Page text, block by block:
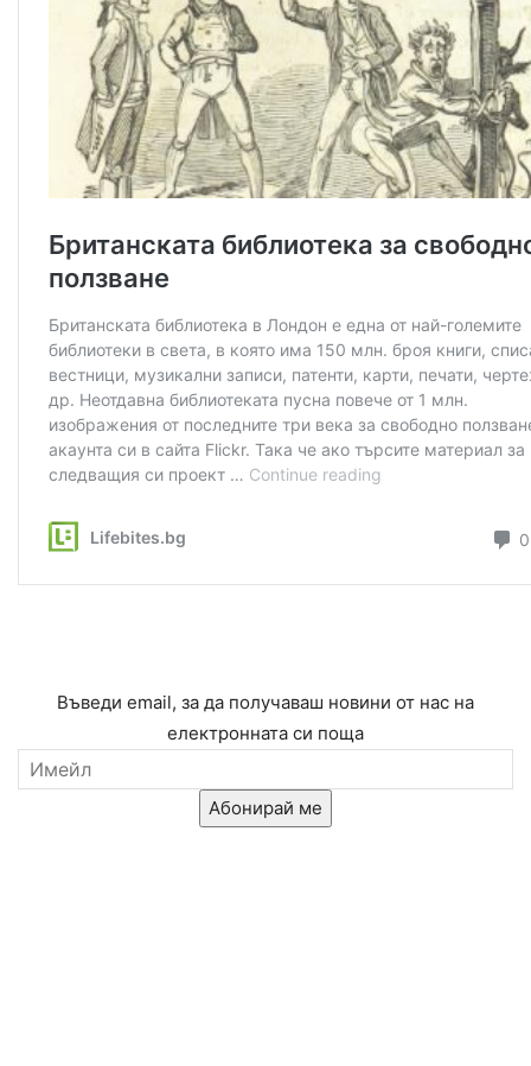
Въведи email, за да получаваш новини от нас на
електронната си поща
Абонирай ме